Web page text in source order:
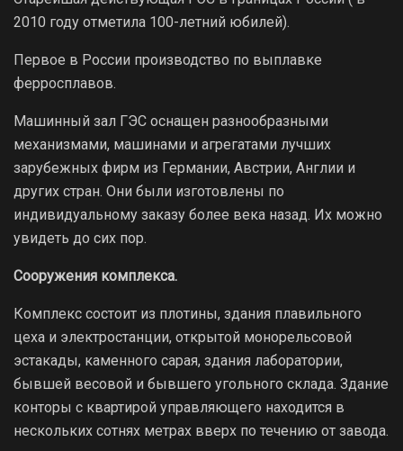
2010 году отметила 100-летний юбилей).
Первое в России производство по выплавке
ферросплавов.
Машинный зал ГЭС оснащен разнообразными
механизмами, машинами и агрегатами лучших
зарубежных фирм из Германии, Австрии, Англии и
других стран. Они были изготовлены по
индивидуальному заказу более века назад. Их можно
увидеть до сих пор.
Сооружения комплекса.
Комплекс состоит из плотины, здания плавильного
цеха и электростанции, открытой монорельсовой
эстакады, каменного сарая, здания лаборатории,
бывшей весовой и бывшего угольного склада. Здание
конторы с квартирой управляющего находится в
нескольких сотнях метрах вверх по течению от завода.